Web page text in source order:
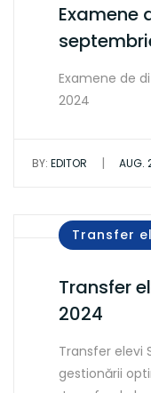
Examene
Examene de
2024
BY: EDITOR | AUG.
Transfer
Transfer
2024
Transfer elevi
gestionării